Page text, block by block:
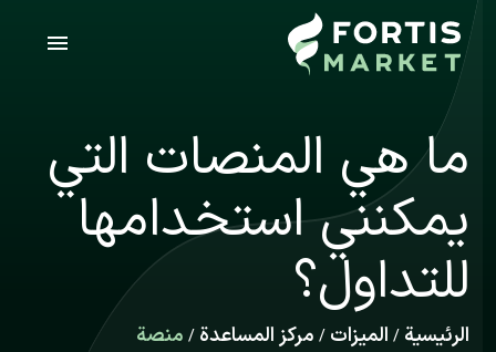
ما هي المنصات التي
يمكنني استخدامها
للتداول؟
الرئيسية / الميزات / مركز المساعدة / منصة